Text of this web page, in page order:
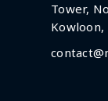
Tower,
Kowloon,